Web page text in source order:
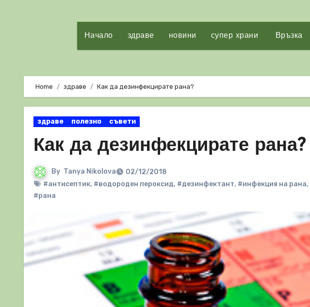
Начало здраве новини супер храни Връзка
Home здраве Как да дезинфекцирате рана?
здраве полезно съвети
Как да дезинфекцирате рана?
By Tanya Nikolova
02/12/2018
#антисептик, #водороден пероксид, #дезинфектант, #инфекция на рана,
#рана